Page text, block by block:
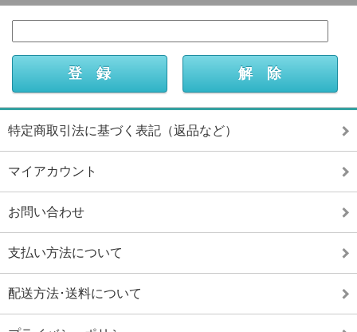
特定商取引法に基づく表記（返品など）
マイアカウント
お問い合わせ
支払い方法について
配送方法･送料について